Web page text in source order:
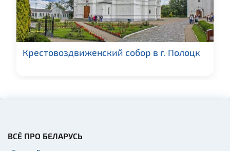
Крестовоздвиженский собор в г. Полоцк
ВСЁ ПРО БЕЛАРУСЬ